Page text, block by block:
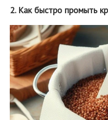
2. Как быстро промыть